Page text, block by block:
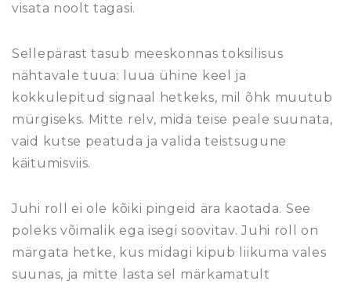
visata noolt tagasi.
Sellepärast tasub meeskonnas toksilisus
nähtavale tuua: luua ühine keel ja
kokkulepitud signaal hetkeks, mil õhk muutub
mürgiseks. Mitte relv, mida teise peale suunata,
vaid kutse peatuda ja valida teistsugune
käitumisviis.
Juhi roll ei ole kõiki pingeid ära kaotada. See
poleks võimalik ega isegi soovitav. Juhi roll on
märgata hetke, kus midagi kipub liikuma vales
suunas, ja mitte lasta sel märkamatult